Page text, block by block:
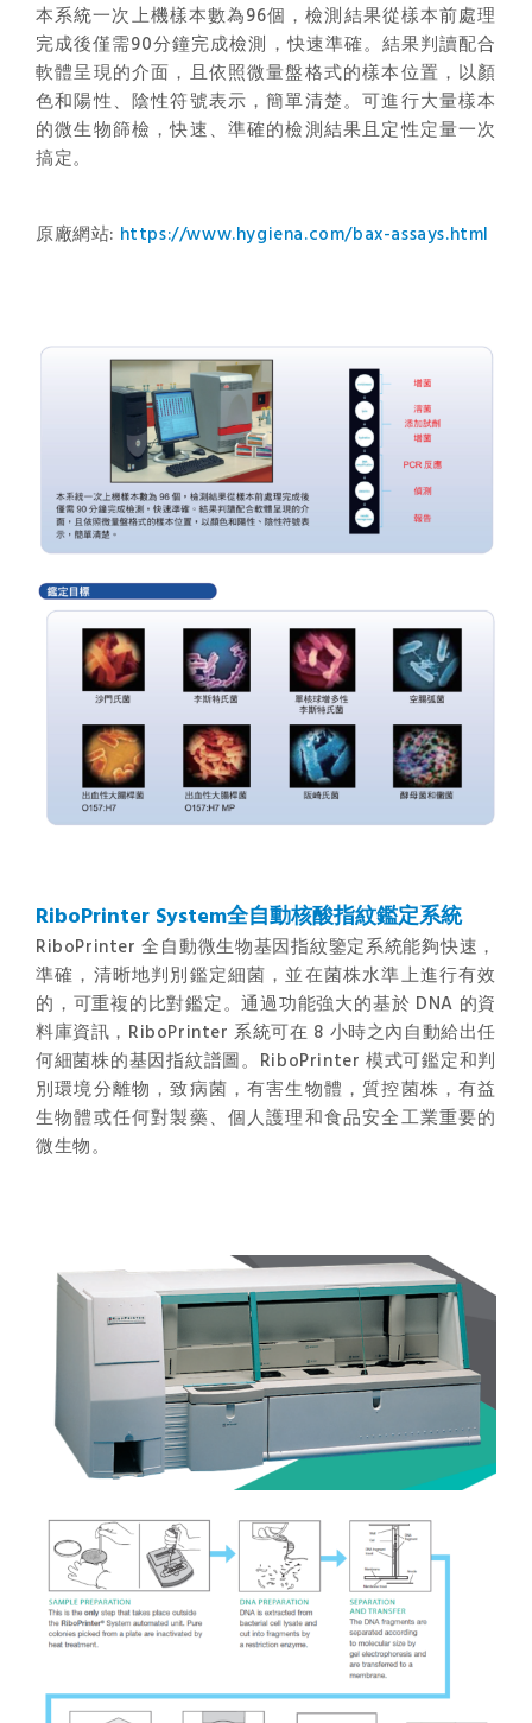
本系統一次上機樣本數為96個，檢測結果從樣本前處理
完成後僅需90分鐘完成檢測，快速準確。結果判讀配合
軟體呈現的介面，且依照微量盤格式的樣本位置，以顏
色和陽性、陰性符號表示，簡單清楚。可進行大量樣本
的微生物篩檢，快速、準確的檢測結果且定性定量一次
搞定。
原廠網站: https://www.hygiena.com/bax-assays.html
RiboPrinter System全自動核酸指紋鑑定系統
RiboPrinter 全自動微生物基因指紋鑒定系統能夠快速，
準確，清晰地判別鑑定細菌，並在菌株水準上進行有效
的，可重複的比對鑑定。通過功能強大的基於 DNA 的資
料庫資訊，RiboPrinter 系統可在 8 小時之內自動給出任
何細菌株的基因指紋譜圖。RiboPrinter 模式可鑑定和判
別環境分離物，致病菌，有害生物體，質控菌株，有益
生物體或任何對製藥、個人護理和食品安全工業重要的
微生物。